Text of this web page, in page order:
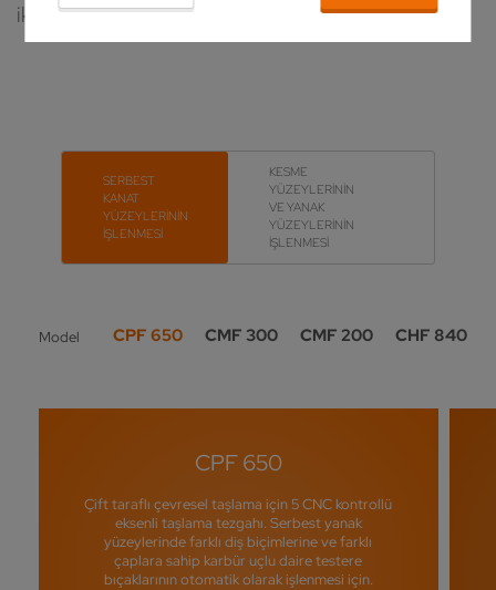
ikna edici cevaplarımız var.
SERBEST
KANAT
YÜZEYLERİNİN
İŞLENMESİ
KESME
YÜZEYLERİNİN
VE YANAK
YÜZEYLERİNİN
İŞLENMESİ
Model CPF 650 CMF 300 CMF 200 CHF 840
CPF 650
Çift taraflı çevresel taşlama için 5 CNC kontrollü
eksenli taşlama tezgahı. Serbest yanak
yüzeylerinde farklı diş biçimlerine ve farklı
çaplara sahip karbür uçlu daire testere
bıçaklarının otomatik olarak işlenmesi için.